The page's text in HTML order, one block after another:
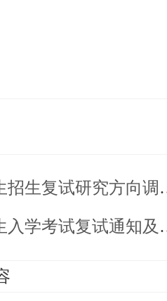
研究方向调整报名公告
试复试通知及复试细则